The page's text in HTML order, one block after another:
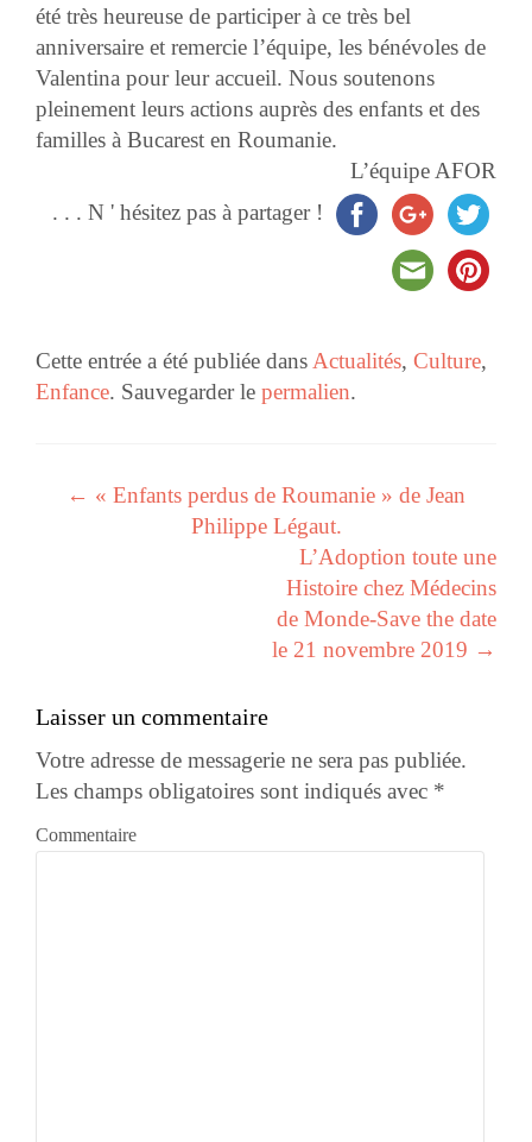
été très heureuse de participer à ce très bel
anniversaire et remercie l’équipe, les bénévoles de
Valentina pour leur accueil. Nous soutenons
pleinement leurs actions auprès des enfants et des
familles à Bucarest en Roumanie.
L’équipe AFOR
. . . N ' hésitez pas à partager !
Cette entrée a été publiée dans Actualités, Culture,
Enfance. Sauvegarder le permalien.
Navigation des articles
← « Enfants perdus de Roumanie » de Jean
Philippe Légaut.
L’Adoption toute une
Histoire chez Médecins
de Monde-Save the date
le 21 novembre 2019 →
Laisser un commentaire
Votre adresse de messagerie ne sera pas publiée.
Les champs obligatoires sont indiqués avec *
Commentaire